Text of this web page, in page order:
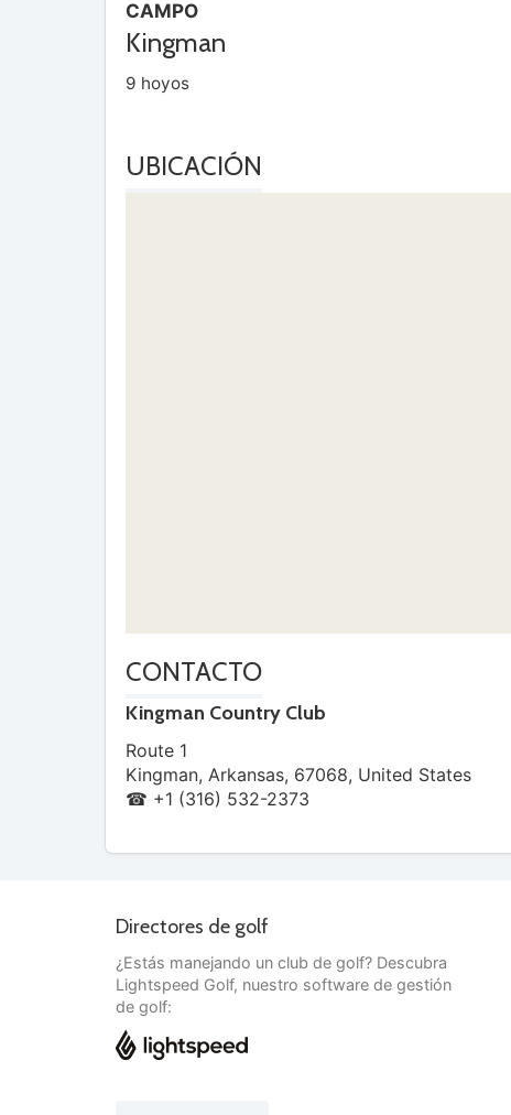
CAMPO
Kingman
9 hoyos
UBICACIÓN
CONTACTO
Kingman Country Club
Route 1
Kingman, Arkansas, 67068, United States
☎ +1 (316) 532-2373
Directores de golf
¿Estás manejando un club de golf? Descubra
Lightspeed Golf, nuestro software de gestión
de golf: